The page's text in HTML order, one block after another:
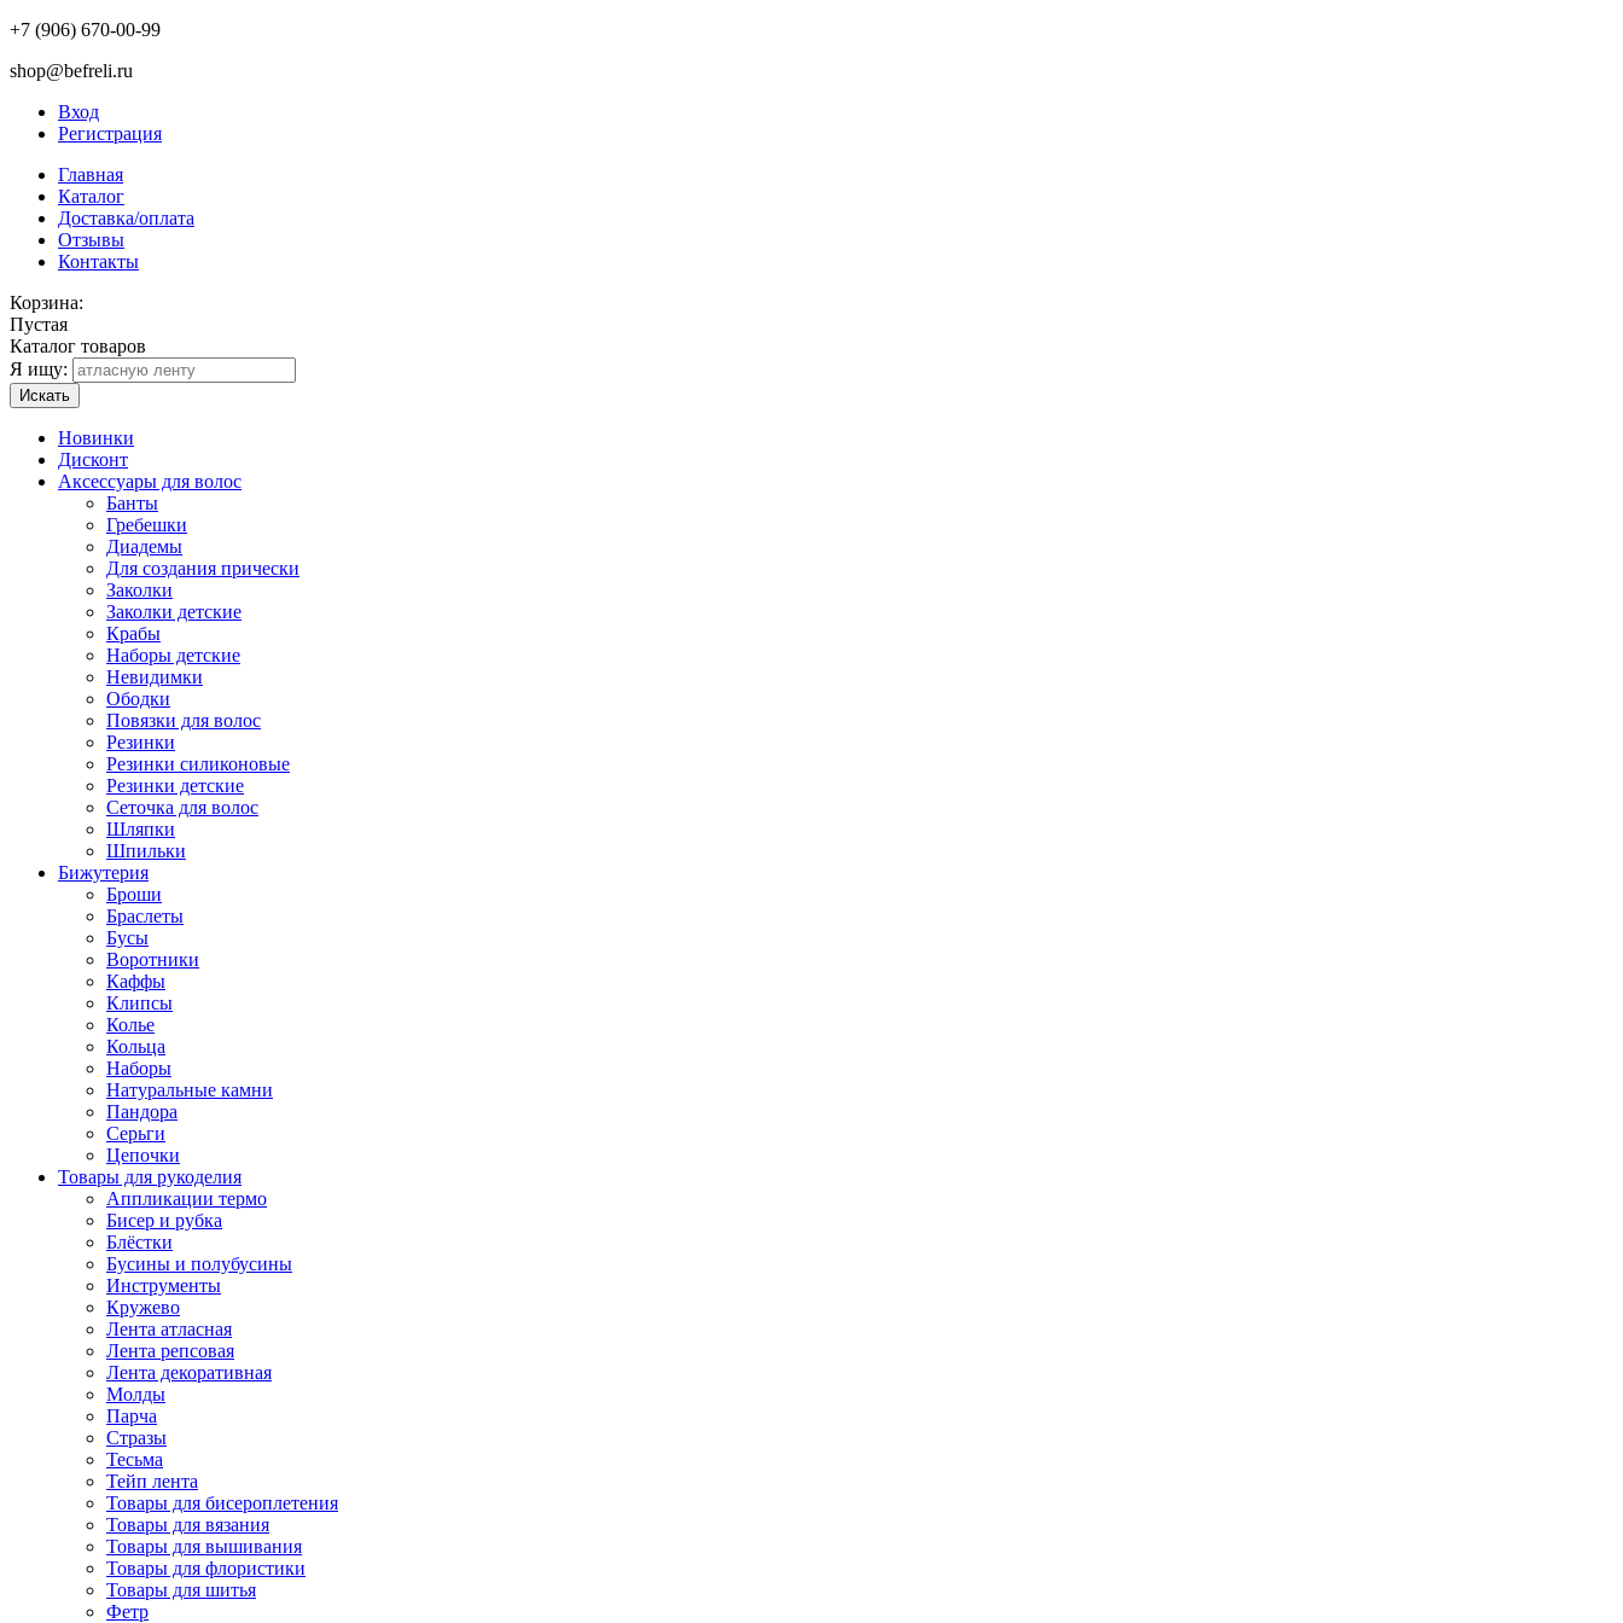
+7 (906) 670-00-99
shop@befreli.ru
Вход
Регистрация
Главная
Каталог
Доставка/оплата
Отзывы
Контакты
Корзина:
Пустая
Каталог товаров
Я ищу:
Искать
Новинки
Дисконт
Аксессуары для волос
Банты
Гребешки
Диадемы
Для создания прически
Заколки
Заколки детские
Крабы
Наборы детские
Невидимки
Ободки
Повязки для волос
Резинки
Резинки силиконовые
Резинки детские
Сеточка для волос
Шляпки
Шпильки
Бижутерия
Броши
Браслеты
Бусы
Воротники
Каффы
Клипсы
Колье
Кольца
Наборы
Натуральные камни
Пандора
Серьги
Цепочки
Товары для рукоделия
Аппликации термо
Бисер и рубка
Блёстки
Бусины и полубусины
Инструменты
Кружево
Лента атласная
Лента репсовая
Лента декоративная
Молды
Парча
Стразы
Тесьма
Тейп лента
Товары для бисероплетения
Товары для вязания
Товары для вышивания
Товары для флористики
Товары для шитья
Фетр